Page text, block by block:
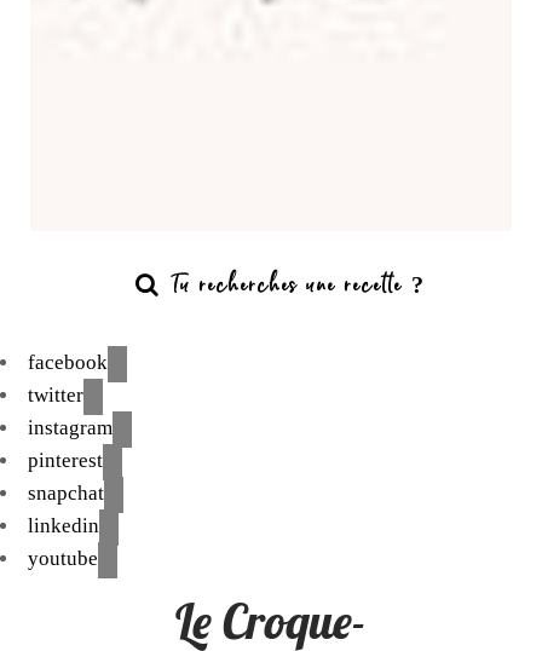
facebook
twitter
instagram
pinterest
snapchat
linkedin
youtube
Le Croque-